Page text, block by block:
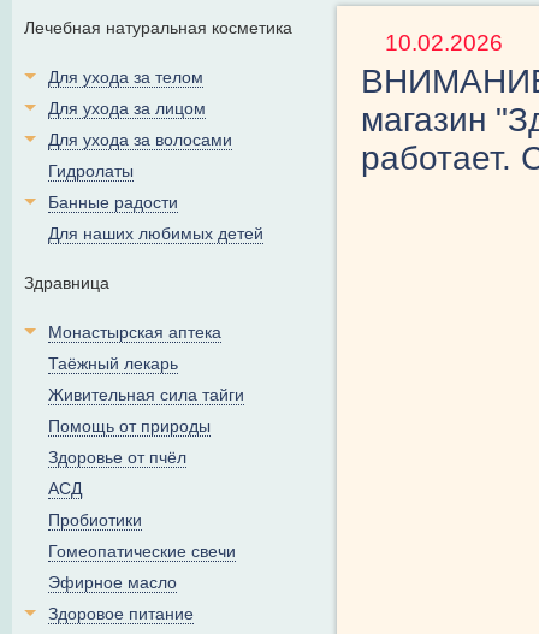
Лечебная натуральная косметика
Для ухода за телом
Для ухода за лицом
Для ухода за волосами
Гидролаты
Банные радости
Для наших любимых детей
Здравница
Монастырская аптека
Таёжный лекарь
Живительная сила тайги
Помощь от природы
Здоровье от пчёл
АСД
Пробиотики
Гомеопатические свечи
Эфирное масло
Здоровое питание
10.02.2026
магазин
работает.